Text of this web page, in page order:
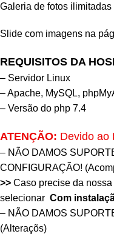
Galeria de fotos ilimitadas
Slide com imagens na
REQUISITOS DA
– Servidor Linux
– Apache, MySQL,
– Versão do php 7.4
ATENÇÃO: Devido ao
– NÃO DAMOS
CONFIGURAÇÃO! (
>> Caso precise da
selecionar Com
– NÃO DAMOS
(Alteraçõs)